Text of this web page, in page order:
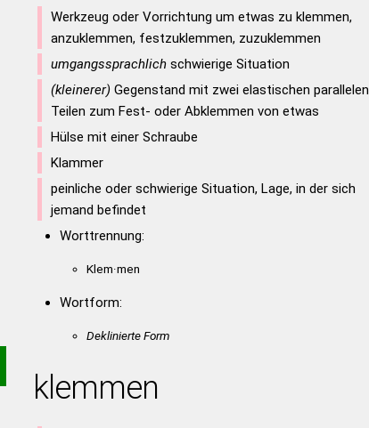
Werkzeug oder Vorrichtung um etwas zu klemmen,
anzuklemmen, festzuklemmen, zuzuklemmen
umgangssprachlichschwierige Situation
(kleinerer) Gegenstand mit zwei elastischen parallelen
Teilen zum Fest- oder Abklemmen von etwas
Hülse mit einer Schraube
Klammer
peinliche oder schwierige Situation, Lage, in der sich
jemand befindet
Worttrennung:
Klem·men
Wortform:
Deklinierte Form
klemmen